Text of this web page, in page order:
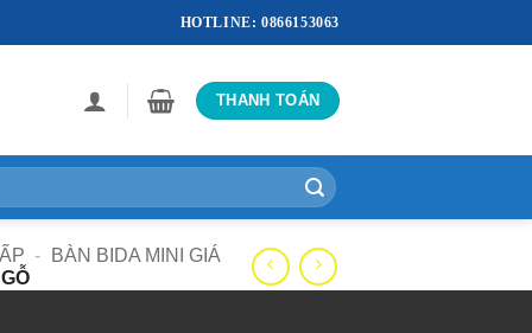
HOTLINE: 0866153063
THANH TOÁN
-
BÀN BIDA MINI GIÁ